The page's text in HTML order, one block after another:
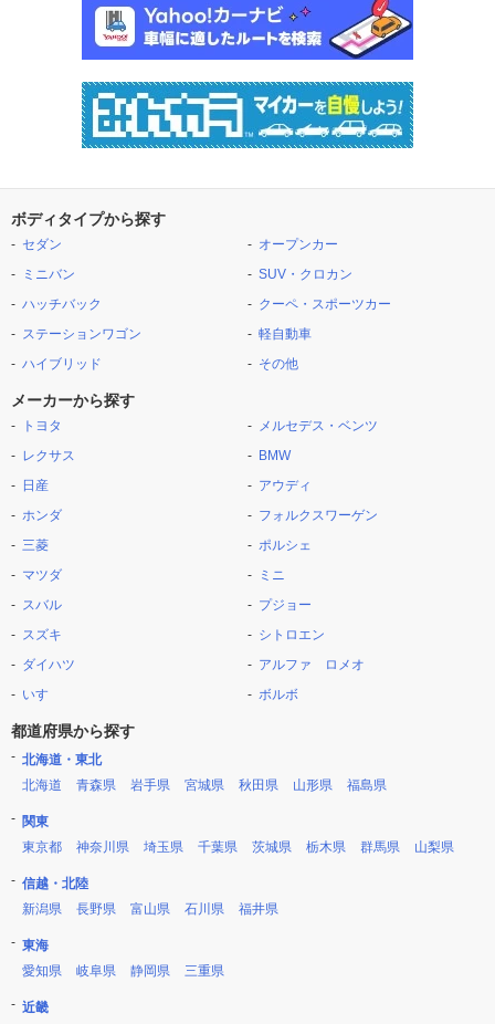
ボディタイプから探す
セダン
ミニバン
ハッチバック
ステーションワゴン
ハイブリッド
オープンカー
SUV・クロカン
クーペ・スポーツカー
軽自動車
その他
メーカーから探す
トヨタ
レクサス
日産
ホンダ
三菱
マツダ
スバル
スズキ
ダイハツ
いすゞ
メルセデス・ベンツ
BMW
アウディ
フォルクスワーゲン
ポルシェ
ミニ
プジョー
シトロエン
アルファ ロメオ
ボルボ
都道府県から探す
北海道・東北
北海道
青森県 岩手県 宮城県 秋田県 山形県 福島県
関東
東京都
神奈川県 埼玉県 千葉県 茨城県 栃木県 群馬県 山梨県
信越・北陸
新潟県
長野県 富山県 石川県 福井県
東海
愛知県
岐阜県 静岡県 三重県
近畿